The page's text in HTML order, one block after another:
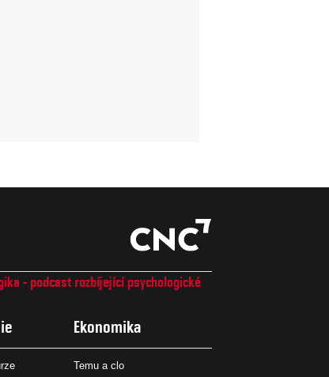
- podcast rozbíjející psychologické
Ekonomika
Temu a clo